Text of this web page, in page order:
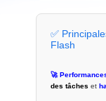
✅
Flash
🚀
des tâches et